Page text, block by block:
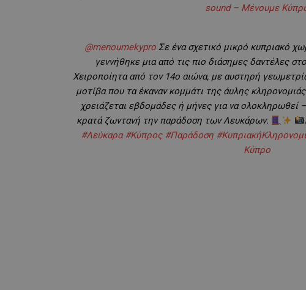
sound – Μένουμε
@menoumekypro Σε ένα σχετικό μικρό κυπριακό
γεννήθηκε μια από τις πιο διάσημες δαντέλες
Χειροποίητα από τον 14ο αιώνα, με αυστηρή
μοτίβα που τα έκαναν κομμάτι της άυλης
χρειάζεται εβδομάδες ή μήνες για να ολοκληρωθεί
κρατά ζωντανή την παράδοση των Λευκάρων.
#Λεύκαρα #Κύπρος #Παράδοση
Κύπρο